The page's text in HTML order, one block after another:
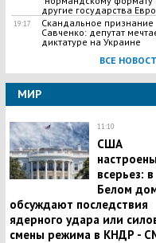
другие государства
19:17
Скандальное признание
Савченко: депутат
диктатуре на Украине
ВСЕ
МИР
11:10
США
настроены
всерьез: в
Белом
обсуждают последствия
ядерного удара или
смены режима в КНДР -